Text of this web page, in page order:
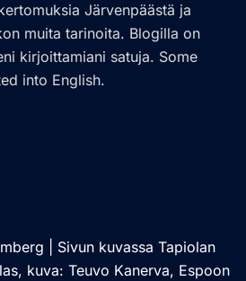
Järvenpäästä ja
muita tarinoita. Blogilla on
kirjoittamiani satuja. Some
into English.
| Sivun kuvassa Tapiolan
kuva: Teuvo Kanerva, Espoon